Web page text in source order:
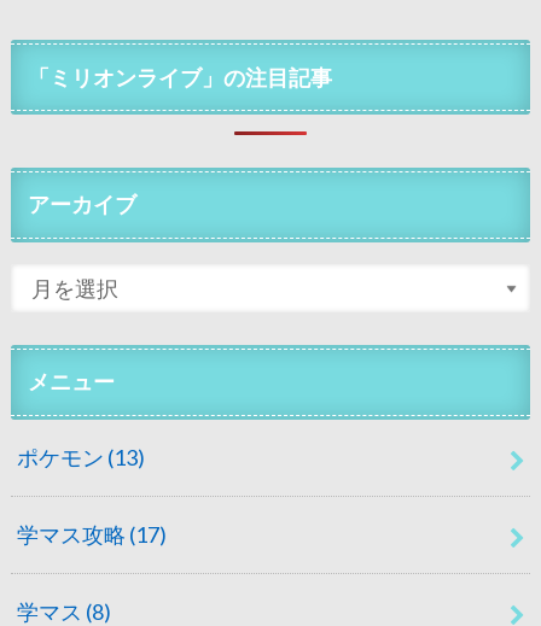
「ミリオンライブ」の注目記事
アーカイブ
メニュー
ポケモン (13)
学マス攻略 (17)
学マス (8)